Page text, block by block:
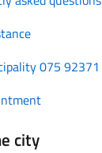
075 92371
city